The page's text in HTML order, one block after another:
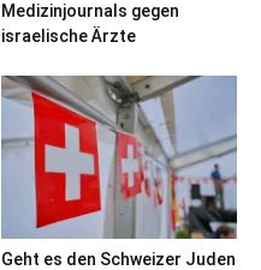
Medizinjournals gegen
israelische Ärzte
Geht es den Schweizer Juden